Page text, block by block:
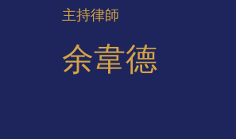
主持律師
余韋德